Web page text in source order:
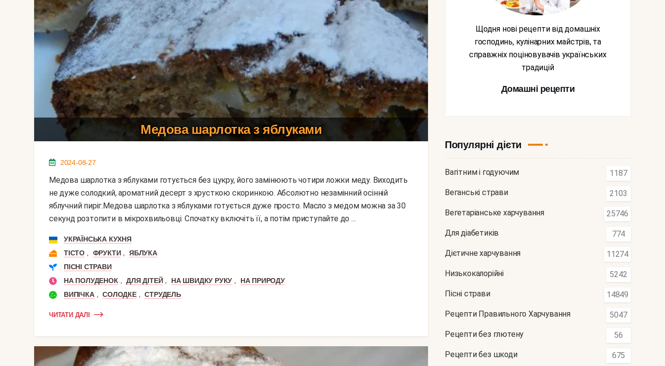
Медова шарлотка з яблуками
2024-08-27
Медова шарлотка з яблуками готується без цукру, його замінюють чотири ложки меду. Виходить
не дуже солодкий, ароматний десерт з хрусткою скоринкою. Абсолютно незамінний осінній
яблучний пиріг.Медова шарлотка з яблуками готується дуже просто. Масло з медом можна за 30
секунд розтопити в мікрохвильовці. Спочатку включіть її, а потім приступайте до ...
УКРАЇНСЬКА КУХНЯ
ТІСТО , ФРУКТИ ,
ЯБЛУКА
ПІСНІ СТРАВИ
НА ПОЛУДЕНОК , ДЛЯ ДІТЕЙ , НА ШВИДКУ РУКУ ,
НА ПРИРОДУ
ВИПІЧКА , СОЛОДКЕ , СТРУДЕЛЬ
ЧИТАТИ ДАЛІ
Щодня нові рецепти від домашніх
господинь, кулінарних майстрів, та
справжніх поціновувачів українських
традицій
Домашні рецепти
Популярні дієти
Вагітним і годуючим 1187
Веганські страви 2103
Вегетаріанське харчування 25746
Для діабетиків 774
Дієтичне харчування 11274
Низькокалорійні 5242
Пісні страви 14849
Рецепти Правильного Харчування 5047
Рецепти без глютену 56
Рецепти без шкоди 675